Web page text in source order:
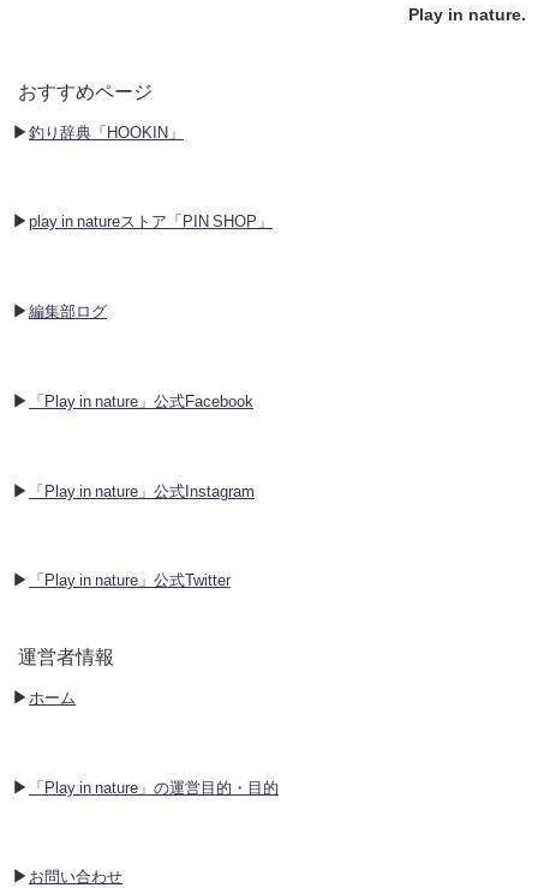
Play in nature.
おすすめページ
▶︎ 釣り辞典「HOOKIN」
▶︎ play in natureストア「PIN SHOP」
▶︎ 編集部ログ
▶︎ 「Play in nature」公式Facebook
▶︎ 「Play in nature」公式Instagram
▶︎ 「Play in nature」公式Twitter
運営者情報
▶︎ ホーム
▶︎ 「Play in nature」の運営目的・目的
▶︎ お問い合わせ